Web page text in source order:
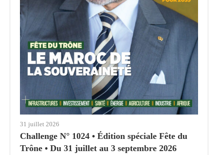
31 juillet 2026
Challenge N° 1024 • Édition spéciale Fête du
Trône • Du 31 juillet au 3 septembre 2026